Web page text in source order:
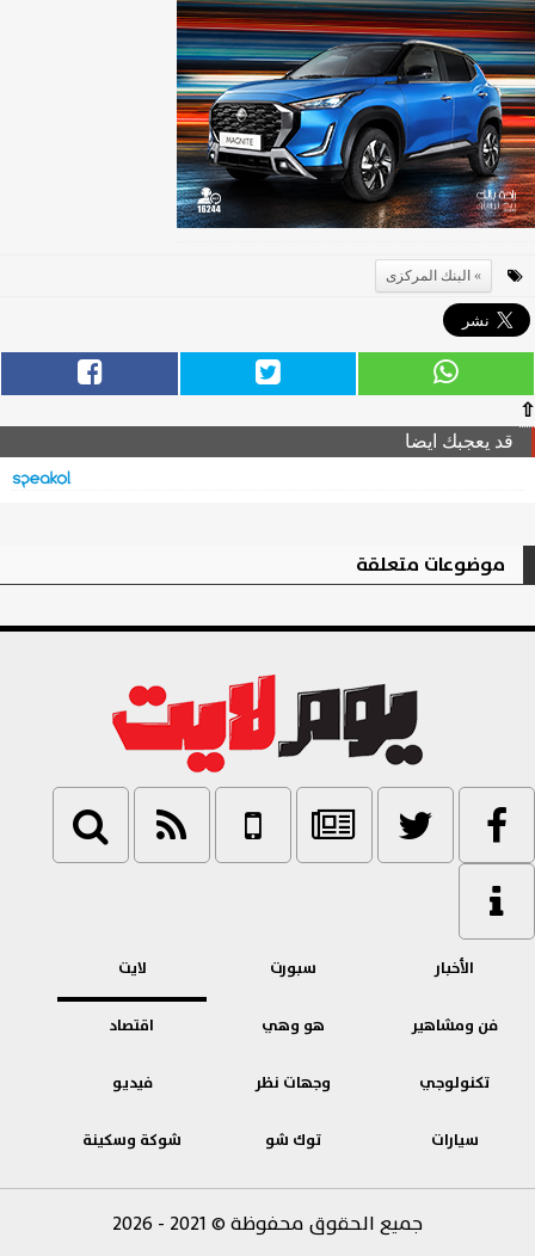
البنك المركزى
⇧
قد يعجبك ايضا
موضوعات متعلقة
الأخبار سبورت لايت
فن ومشاهير هو وهي اقتصاد
تكنولوجي وجهات نظر فيديو
سيارات توك شو شوكة وسكينة
جميع الحقوق محفوظة©